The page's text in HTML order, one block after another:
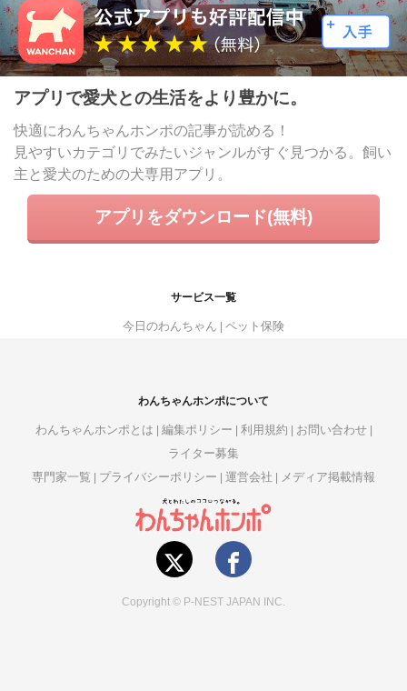
アプリで愛犬との生活をより豊かに。
快適にわんちゃんホンポの記事が読める！
見やすいカテゴリでみたいジャンルがすぐ見つかる。飼い
主と愛犬のための犬専用アプリ。
アプリをダウンロード(無料)
サービス一覧
今日のわんちゃん ペット保険
わんちゃんホンポについて
わんちゃんホンポとは 編集ポリシー 利用規約
お問い合わせ
ライター募集
専門家一覧
プライバシーポリシー 運営会社 メディア掲載情報
Copyright © P-NEST JAPAN INC.